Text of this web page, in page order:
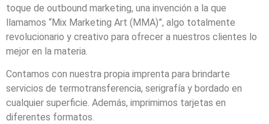
toque de outbound marketing, una invención a la que
llamamos “Mix Marketing Art (MMA)”, algo totalmente
revolucionario y creativo para ofrecer a nuestros clientes lo
mejor en la materia.
Contamos con nuestra propia imprenta para brindarte
servicios de termotransferencia, serigrafía y bordado en
cualquier superficie. Además, imprimimos tarjetas en
diferentes formatos.